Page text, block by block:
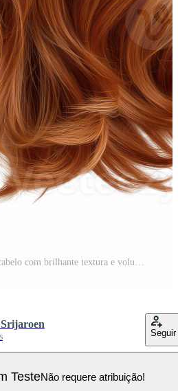
grandes ondulado laranja cabelo com brilhante textura e volume. isolado em transparente fundo. PNG Pro
Seguir
TesteNão requere atribuição!